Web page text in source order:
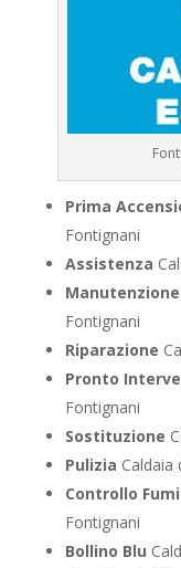
Prima
Fontignani
Assistenza
Manutenzione
Fontignani
Riparazione
Pronto
Fontignani
Sostituzione
Pulizia Caldaia
Controllo Fumi
Fontignani
Bollino Blu